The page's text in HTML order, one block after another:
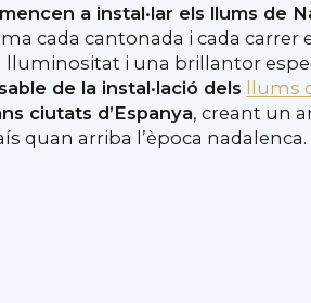
a instal·lar els llums de
cada cantonada i cada carrer
lluminositat i una brillantor
de la instal·lació dels llums
ciutats d’Espanya, creant un
quan arriba l’època nadalenca.